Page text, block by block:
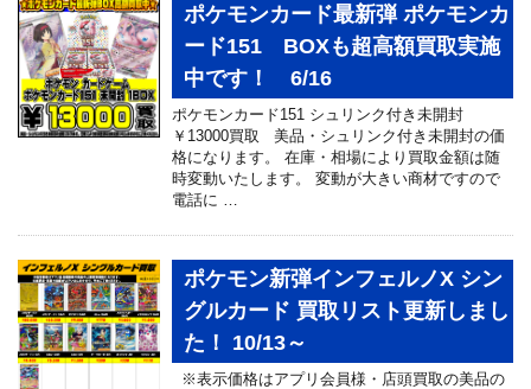
ポケモンカード最新弾 ポケモンカ
ード151 BOXも超高額買取実施
中です！ 6/16
ポケモンカード151 シュリンク付き未開封
￥13000買取 美品・シュリンク付き未開封の価
格になります。 在庫・相場により買取金額は随
時変動いたします。 変動が大きい商材ですので
電話に …
ポケモン新弾インフェルノX シン
グルカード 買取リスト更新しまし
た！ 10/13～
※表示価格はアプリ会員様・店頭買取の美品の